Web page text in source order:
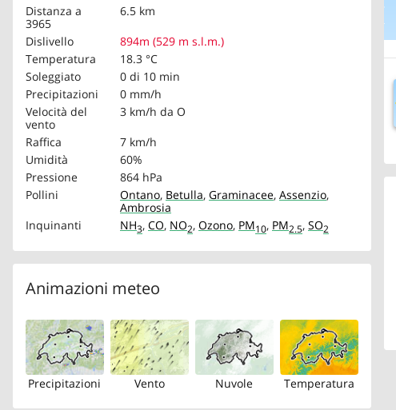
Distanza a
3965
6.5 km
Dislivello
894m (529 m s.l.m.)
Temperatura
18.3 °C
Soleggiato
0 di 10 min
Precipitazioni
0 mm/h
Velocità del
vento
3 km/h da O
Raffica
7 km/h
Umidità
60%
Pressione
864 hPa
Pollini
Ontano, Betulla, Graminacee, Assenzio,
Ambrosia
Inquinanti
NH3, CO, NO2, Ozono, PM10, PM2.5, SO2
Animazioni meteo
Precipitazioni Vento Nuvole Temperatura